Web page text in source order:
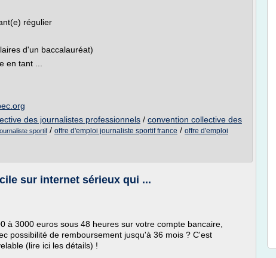
régulier
d'un baccalauréat)
en tant ...
des journalistes professionnels / convention collective des
sportif / offre d'emploi journaliste sportif france / offre d'emploi
sur internet sérieux qui ...
à 3000 euros sous 48 heures sur votre compte bancaire,
possibilité de remboursement jusqu'à 36 mois ? C'est
(lire ici les détails) !